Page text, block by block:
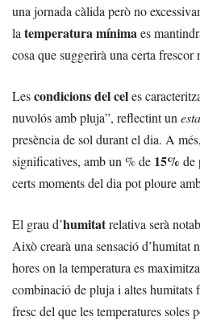
una jornada càlida però no
latemperatura mínimaes
cosa que suggerirà una certa frescor
Lescondicions del celes
nuvolós amb pluja”, reflectint un
presència de sol durant el dia. A
significatives, amb un % de 15% de
certs moments del dia pot ploure
El grau d’humitatrelativa serà
Això crearà una sensació d’humitat
hores on la temperatura es
combinació de pluja i altes humitats
fresc del que les temperatures soles